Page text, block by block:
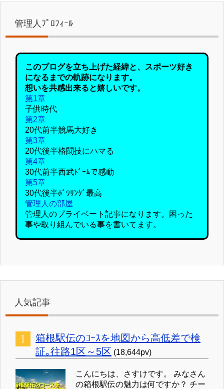
管理人ﾌﾟﾛﾌｨｰﾙ
このブログを立ち上げた経緯と、スポーツ好き
になるまでの軌跡になります。
想いを共感出来ると嬉しいです。
第1章
子供時代
第2章
20代前半競馬大好き
第3章
20代後半格闘技にハマる
第4章
30代前半西武ﾄﾞｰﾑで感動
第5章
30代後半ﾎﾞｳﾘﾝｸﾞ最高
管理人の部屋
管理人のプライベート記事になります。困った
事や取り組んでいる事を書いてます。
人気記事
箱根駅伝のｺｰｽを地図から高低差で検
証｡往路1区～5区 (18,644pv)
こんにちは、さすけです。 みなさん
の箱根駅伝の魅力は何ですか？ チー